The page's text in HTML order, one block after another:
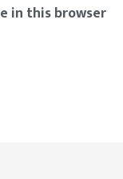
in this browser